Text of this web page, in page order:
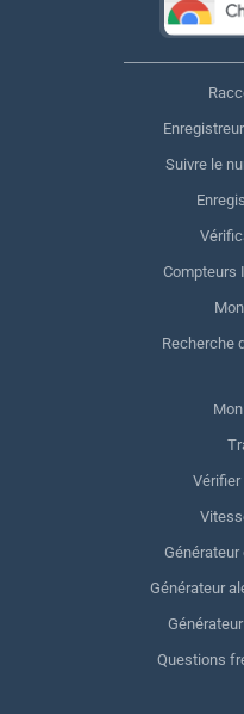
Suivre le
Compteurs
Recherche
Vérifier
Générateur
Questions